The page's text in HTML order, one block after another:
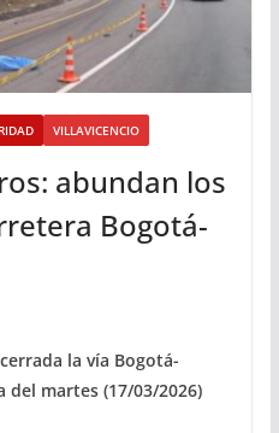
VILLAVICENCIO
abundan los
Bogotá-
la vía Bogotá-
del martes (17/03/2026)